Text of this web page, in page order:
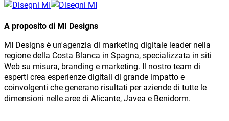
A proposito di MI Designs
MI Designs è un'agenzia di marketing digitale leader nella
regione della Costa Blanca in Spagna, specializzata in siti
Web su misura, branding e marketing. Il nostro team di
esperti crea esperienze digitali di grande impatto e
coinvolgenti che generano risultati per aziende di tutte le
dimensioni nelle aree di Alicante, Javea e Benidorm.